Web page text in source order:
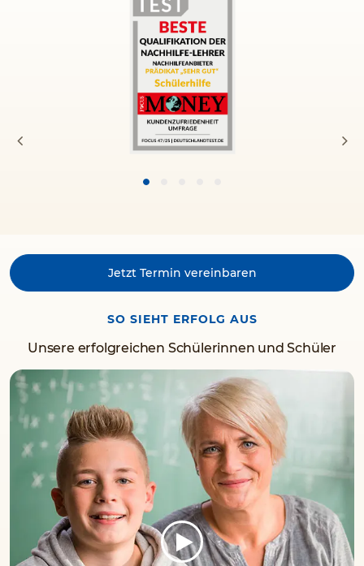
Jetzt Termin vereinbaren
SO SIEHT ERFOLG AUS
Unsere erfolgreichen Schülerinnen und Schüler